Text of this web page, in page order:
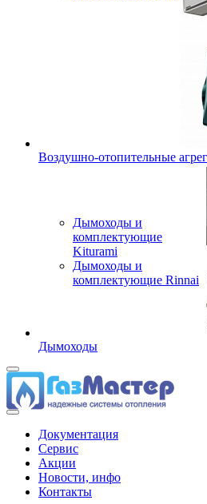
Воздушно-отопительные
Дымоходы и
комплектующие
Kiturami
Дымоходы и
комплектующие Rinnai
Дымоходы
Документация
Сервис
Акции
Новости, инфо
Контакты